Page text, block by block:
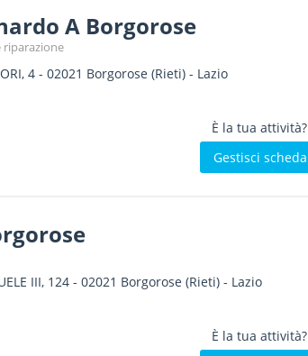
A Borgorose
riparazione
4- 02021 Borgorose(Rieti) - Lazio
È la tua attività?
Gestisci scheda
III, 124- 02021 Borgorose(Rieti) - Lazio
È la tua attività?